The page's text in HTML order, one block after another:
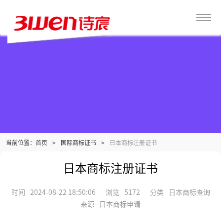
当前位置： 首页 > 国际商标证书 > 日本商标注册证书
日本商标注册证书
时间 2024-08-22 18:50:06 浏览 5172 分类
日本商标查询
来源 日本商标申请